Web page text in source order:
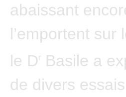
abaissant
l’emportent
le Dr
Basile a
de divers